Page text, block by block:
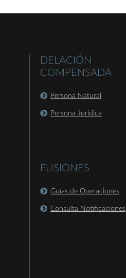
DELACIÓN
COMPENSADA
Persona Natural
Persona Jurídica
FUSIONES
Guías de Operaciones
Consulta Notificaciones